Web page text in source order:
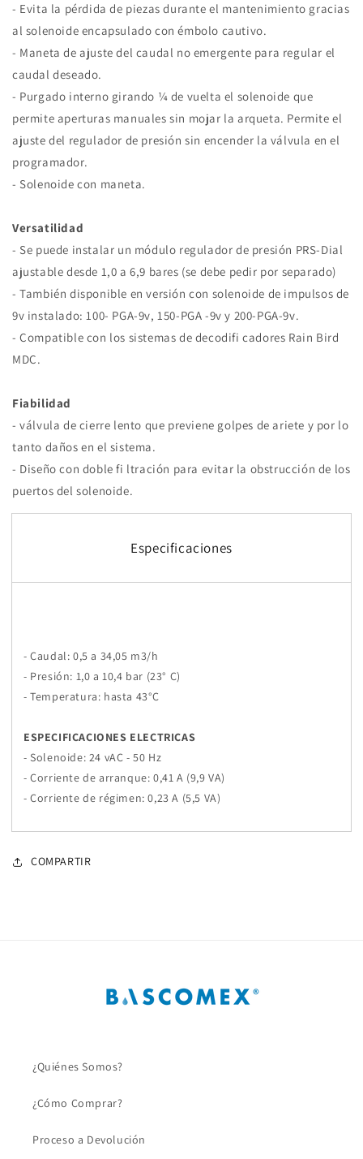
- Evita la pérdida de piezas durante el mantenimiento gracias
al solenoide encapsulado con émbolo cautivo.
- Maneta de ajuste del caudal no emergente para regular el
caudal deseado.
- Purgado interno girando ¼ de vuelta el solenoide que
permite aperturas manuales sin mojar la arqueta. Permite el
ajuste del regulador de presión sin encender la válvula en el
programador.
- Solenoide con maneta.
Versatilidad
- Se puede instalar un módulo regulador de presión PRS-Dial
ajustable desde 1,0 a 6,9 bares (se debe pedir por separado)
- También disponible en versión con solenoide de impulsos de
9v instalado: 100- PGA-9v, 150-PGA -9v y 200-PGA-9v.
- Compatible con los sistemas de decodifi cadores Rain Bird
MDC.
Fiabilidad
- válvula de cierre lento que previene golpes de ariete y por lo
tanto daños en el sistema.
- Diseño con doble fi ltración para evitar la obstrucción de los
puertos del solenoide.
Especificaciones
- Caudal: 0,5 a 34,05 m3/h
- Presión: 1,0 a 10,4 bar (23° C)
- Temperatura: hasta 43°C
ESPECIFICACIONES ELECTRICAS
- Solenoide: 24 vAC - 50 Hz
- Corriente de arranque: 0,41 A (9,9 VA)
- Corriente de régimen: 0,23 A (5,5 VA)
COMPARTIR
¿Quiénes Somos?
¿Cómo Comprar?
Proceso a Devolución